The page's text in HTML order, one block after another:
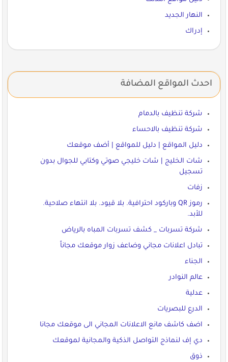
النهار الجديد
إدراك
احدث المواقع المضافة
شركة تنظيف بالدمام
شركة تنظيف بالاحساء
دليل المواقع | دليل للمواقع | أضف موقعك
شات الخليج | شات خليجي صوتي وكتابي للجوال بدون
تسجيل
زفات
رموز QR وباركود احترافية. بلا قيود. بلا انتهاء صلاحية.
للأبد.
شركة تسربات _ كشف تسربات المباه بالرياض
تبادل اعلانات مجاني وضاعف زوار موقعك مجاناً
الجناء
عالم النوادر
عدلية
الدرع للبصريات
اضف كاشف مانع الاعلانات المجاني الى موقعك مجانا
دي إف لنماذج التواصل الذكية والمجانية لموقعك
ذوق